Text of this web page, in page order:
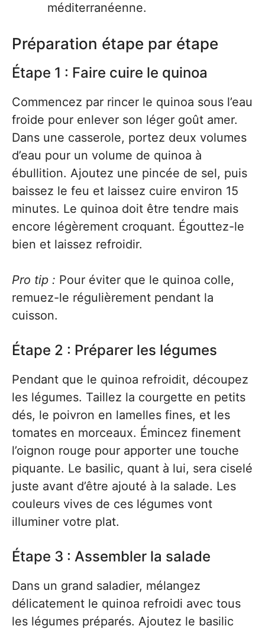
méditerranéenne.
Préparation étape par étape
Étape 1 : Faire cuire le quinoa
Commencez par rincer le quinoa sous l’eau
froide pour enlever son léger goût amer.
Dans une casserole, portez deux volumes
d’eau pour un volume de quinoa à
ébullition. Ajoutez une pincée de sel, puis
baissez le feu et laissez cuire environ 15
minutes. Le quinoa doit être tendre mais
encore légèrement croquant. Égouttez-le
bien et laissez refroidir.
Pro tip : Pour éviter que le quinoa colle,
remuez-le régulièrement pendant la
cuisson.
Étape 2 : Préparer les légumes
Pendant que le quinoa refroidit, découpez
les légumes. Taillez la courgette en petits
dés, le poivron en lamelles fines, et les
tomates en morceaux. Émincez finement
l’oignon rouge pour apporter une touche
piquante. Le basilic, quant à lui, sera ciselé
juste avant d’être ajouté à la salade. Les
couleurs vives de ces légumes vont
illuminer votre plat.
Étape 3 : Assembler la salade
Dans un grand saladier, mélangez
délicatement le quinoa refroidi avec tous
les légumes préparés. Ajoutez le basilic